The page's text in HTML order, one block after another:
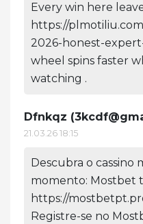
Every win here
https://
2026-honest-
wheel spins faster
watching .
Dfnkqz (
21.03.26 18:15
Descubra o cassino
momento: Mostbet
https://
Registre-se no